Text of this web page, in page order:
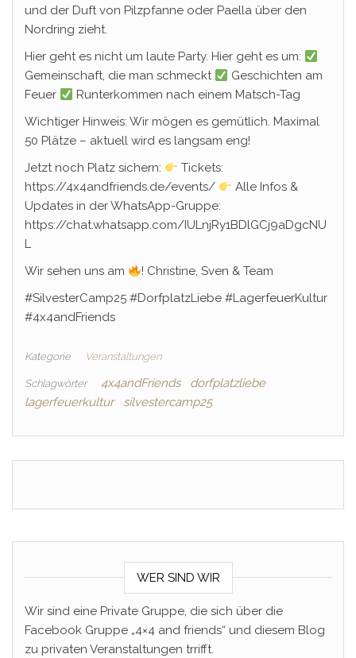
und der Duft von Pilzpfanne oder Paella über den
Nordring zieht.
Hier geht es nicht um laute Party. Hier geht es um:
Gemeinschaft, die man schmeckt
Geschichten am
Feuer
Runterkommen nach einem Matsch-Tag
Wichtiger Hinweis: Wir mögen es gemütlich. Maximal
50 Plätze – aktuell wird es langsam eng!
Jetzt noch Platz sichern:
Tickets:
https://4x4andfriends.de/events/
Alle Infos &
Updates in der WhatsApp-Gruppe:
https://chat.whatsapp.com/IULnjRy1BDlGCj9aDgcNU
L
Wir sehen uns am
! Christine, Sven & Team
#SilvesterCamp25 #DorfplatzLiebe #LagerfeuerKultur
#4x4andFriends
Kategorie Veranstaltungen
Schlagwörter 4x4andFriends
dorfplatzliebe
lagerfeuerkultur
silvestercamp25
WER SIND WIR
Wir sind eine Private Gruppe, die sich über die
Facebook Gruppe „4×4 and friends“ und diesem Blog
zu privaten Veranstaltungen trrifft.